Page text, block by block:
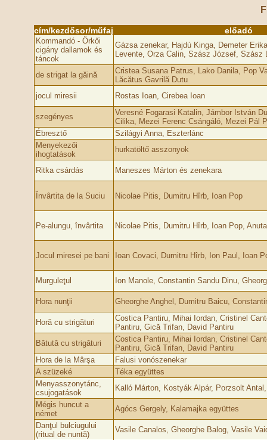
cím/kezdősor/műfaj előadó
Kommandó - Örkői
cigány dallamok és
táncok
Gázsa zenekar, Hajdú Kinga, Demeter
Levente, Orza Calin, Szász József, Szász
de strigat la găină
Cristea Susana Patrus, Lako Danila, Pop
Lăcătus Gavrilă Dutu
jocul miresii
Rostas Ioan, Cirebea Ioan
szegényes
Veresné Fogarasi Katalin, Jámbor István
Cilika, Mezei Ferenc Csángáló, Mezei Pál
Ébresztő
Szilágyi Anna, Eszterlánc
Menyekezői
ihogtatások
hurkatöltő asszonyok
Ritka csárdás Maneszes Márton és zenekara
Învârtita de la Suciu Nicolae Pitis, Dumitru Hîrb, Ioan Pop
Pe-alungu, învârtita Nicolae Pitis, Dumitru Hîrb, Ioan Pop,
Jocul miresei pe bani Ioan Covaci, Dumitru Hîrb, Ion Paul, Ioan
Murguleţul Ion Manole, Constantin Sandu Dinu,
Hora nunţii Gheorghe Anghel, Dumitru Baicu,
Horă cu strigături
Costica Pantiru, Mihai Iordan, Cristinel
Pantiru, Gică Trifan, David Pantiru
Bătută cu strigături
Costica Pantiru, Mihai Iordan, Cristinel
Pantiru, Gică Trifan, David Pantiru
Hora de la Mârşa
Falusi vonószenekar
A szüzeké
Téka együttes
Menyasszonytánc,
csujogatások
Kalló Márton, Kostyák Alpár, Porzsolt
Mégis huncut a
német
Agócs Gergely, Kalamajka együttes
Danţul bulciugului
(ritual de nuntă)
Vasile Canalos, Gheorghe Balog, Vasile